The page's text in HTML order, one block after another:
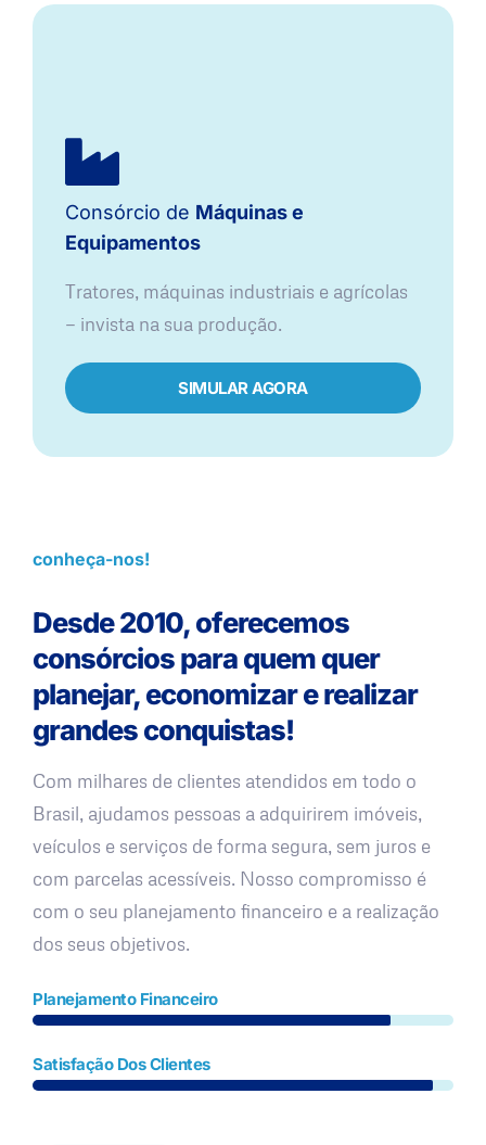
Consórcio de Máquinas e
Equipamentos
Tratores, máquinas industriais e agrícolas
— invista na sua produção.
SIMULAR AGORA
conheça-nos!
Desde 2010, oferecemos
consórcios para quem quer
planejar, economizar e realizar
grandes conquistas!
Com milhares de clientes atendidos em todo o
Brasil, ajudamos pessoas a adquirirem imóveis,
veículos e serviços de forma segura, sem juros e
com parcelas acessíveis. Nosso compromisso é
com o seu planejamento financeiro e a realização
dos seus objetivos.
Planejamento Financeiro
Satisfação Dos Clientes